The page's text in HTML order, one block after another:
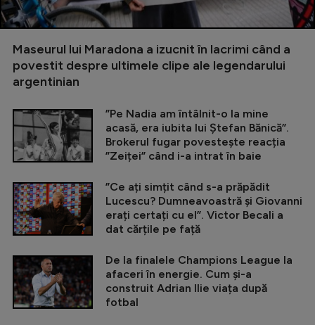
Maseurul lui Maradona a izucnit în lacrimi când a
povestit despre ultimele clipe ale legendarului
argentinian
”Pe Nadia am întâlnit-o la mine
acasă, era iubita lui Ștefan Bănică”.
Brokerul fugar povestește reacția
”Zeiței” când i-a intrat în baie
”Ce ați simțit când s-a prăpădit
Lucescu? Dumneavoastră și Giovanni
erați certați cu el”. Victor Becali a
dat cărțile pe față
De la finalele Champions League la
afaceri în energie. Cum și-a
construit Adrian Ilie viața după
fotbal